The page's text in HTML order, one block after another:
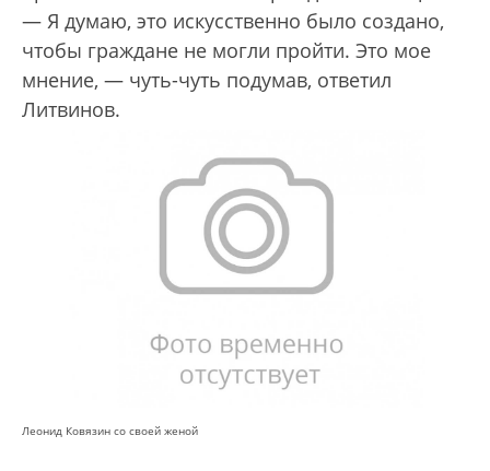
— Я думаю, это искусственно было создано,
чтобы граждане не могли пройти. Это мое
мнение, — чуть-чуть подумав, ответил
Литвинов.
Леонид Ковязин со своей женой